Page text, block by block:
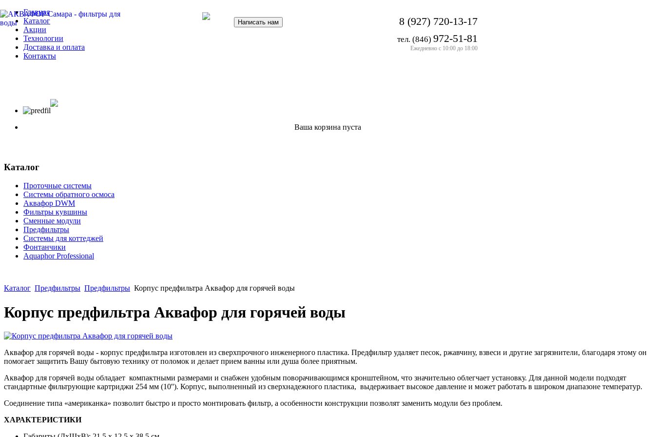
тел. (846) 972-51-81
Ежедневно с 10:00 до 18:00
8 (927) 720-13-17
Главная
Каталог
Акции
Технологии
Доставка и оплата
Контакты
Ваша корзина пуста
Каталог
Проточные системы
Системы обратного осмоса
Аквафор DWM
Фильтры кувшины
Сменные модули
Предфильтры
Системы для коттеджей
Фонтанчики
Aquaphor Professional
Каталог Предфильтры Предфильтры Корпус предфильтра Аквафор для горячей воды
Корпус предфильтра Аквафор для горячей воды
Аквафор для горячей воды - корпус предфильтра изготовлен из сверхпрочного инженерного пластика. Предфильтр удаляет песок, ржавчину, взвеси и другие загрязнители, благодаря этому он
помогает защитить Вашу бытовую технику от поломок и делает прием ванны или душа более приятным.
Аквафор для горячей воды обладает компактными размерами и снабжен удобным поворачивающимся кронштейном, что значительно облегчает установку. Для данной модели подходят
стандартные фильтрующие картриджи 254 мм (10''). Корпус, выполненный из сверхнадежного пластика, выдерживает высокое давление и может работать в широком диапазоне температур.
Соединение типа «американка» позволит быстро и просто монтировать фильтр, а особенности конструкции позволят заменить модули без проблем.
ХАРАКТЕРИСТИКИ